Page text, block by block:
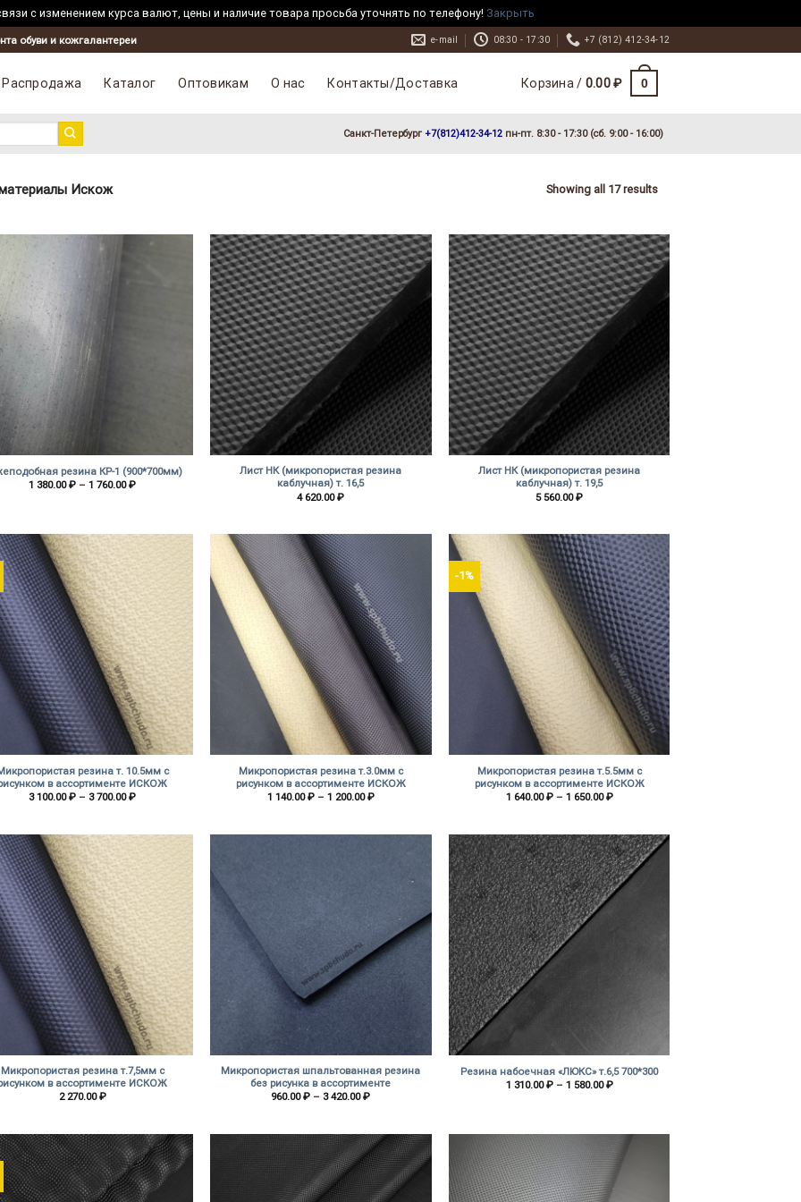
с изменением курса валют, цены и наличие товара просьба уточнять по телефону! Закрыть
обуви и кожгалантереи e-mail 08:30 - 17:30 +7 (812) 412-34-12
Распродажа Каталог Оптовикам О нас Контакты/Доставка Корзина / 0.00₽ 0
Санкт-Петербург +7(812)412-34-12 пн-пт. 8:30 - 17:30 (сб. 9:00 - 16:00)
Искож Showing all 17 results
резина КР-1 (900*700мм)
1 380.00₽ – 1 760.00₽Диапазон
1
+
Лист НК (микропористая резина
каблучная) т. 16,5
4 620.00₽
+
Лист НК (микропористая резина
каблучная) т. 19,5
5 560.00₽
резина т. 10.5мм с
в ассортименте ИСКОЖ
3 100.00₽ – 3 700.00₽Диапазон
–
700.00 ₽
Микропористая резина т.3.0мм с
рисунком в ассортименте ИСКОЖ
1 140.00₽ – 1 200.00₽Диапазон
–
-1%
Микропористая резина т.5.5мм с
рисунком в ассортименте ИСКОЖ
1 640.00₽ – 1 650.00₽Диапазон
–
1
650.00 ₽
Микропористая резина т.7,5мм с
в ассортименте ИСКОЖ
2 270.00₽
Микропористая шпальтованная резина
без рисунка в ассортименте
960.00₽ – 3 420.00₽Диапазон
3
420.00 ₽
+
Резина набоечная «ЛЮКС» т.6,5 700*300
1 310.00₽ – 1 580.00₽Диапазон
1